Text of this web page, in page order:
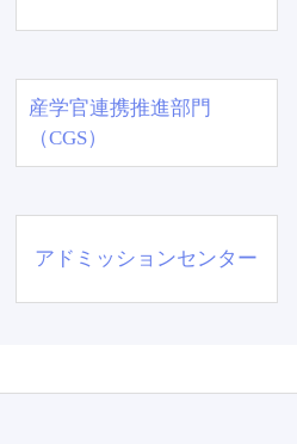
産学官連携推進部門
（CGS）
アドミッションセンター